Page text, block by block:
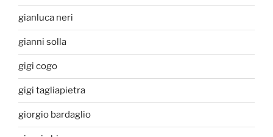
gianluca neri
gianni solla
gigi cogo
gigi tagliapietra
giorgio bardaglio